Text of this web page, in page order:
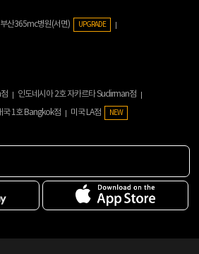
부산365mc병원(서면) UPGRADE
인도네시아 2호 자카르타 Sudirman점
국 1호 Bangkok점 미국 LA점 NEW